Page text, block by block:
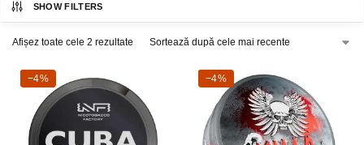
SHOW FILTERS
Afișez toate cele 2 rezultate
-4%
−4% -4%
−4%